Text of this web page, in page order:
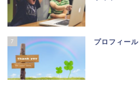
7 プロフィール